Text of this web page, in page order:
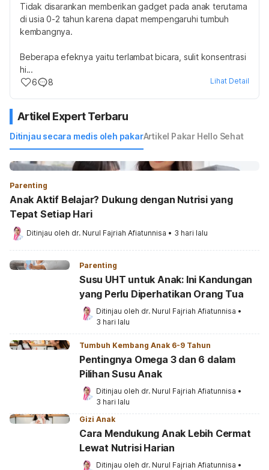
Tidak disarankan memberikan gadget pada anak terutama
di usia 0-2 tahun karena dapat mempengaruhi tumbuh
kembangnya.
Beberapa efeknya yaitu terlambat bicara, sulit konsentrasi
hi...
6
8 Lihat Detail
Artikel Expert Terbaru
Ditinjau secara medis oleh pakarArtikel Pakar Hello Sehat
Parenting
Anak Aktif Belajar? Dukung dengan Nutrisi yang
Tepat Setiap Hari
Ditinjau oleh dr. Nurul Fajriah Afiatunnisa • 3 hari lalu
Parenting
Susu UHT untuk Anak: Ini Kandungan
yang Perlu Diperhatikan Orang Tua
Ditinjau oleh dr. Nurul Fajriah Afiatunnisa •
3 hari lalu
Tumbuh Kembang Anak 6-9 Tahun
Pentingnya Omega 3 dan 6 dalam
Pilihan Susu Anak
Ditinjau oleh dr. Nurul Fajriah Afiatunnisa •
3 hari lalu
Gizi Anak
Cara Mendukung Anak Lebih Cermat
Lewat Nutrisi Harian
Ditinjau oleh dr. Nurul Fajriah Afiatunnisa •